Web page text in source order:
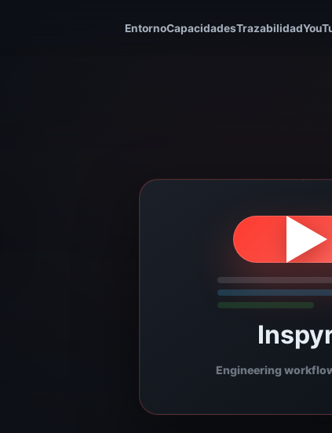
EntornoCapacidadesTrazabilidad
Engineering